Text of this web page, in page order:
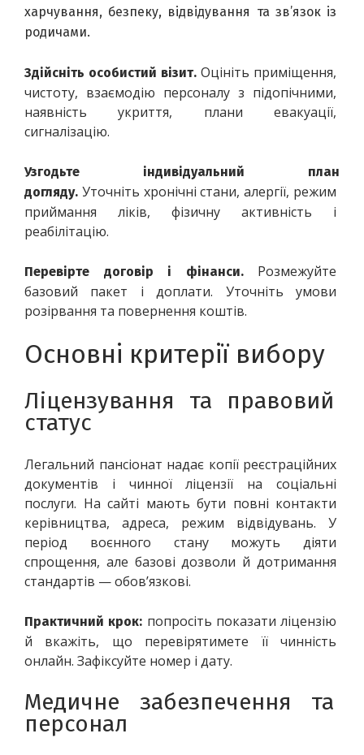
харчування, безпеку, відвідування та зв’язок із
родичами.
Здійсніть особистий візит. Оцініть приміщення,
чистоту, взаємодію персоналу з підопічними,
наявність укриття, плани евакуації,
сигналізацію.
Узгодьте індивідуальний план
догляду. Уточніть хронічні стани, алергії, режим
приймання ліків, фізичну активність і
реабілітацію.
Перевірте договір і фінанси. Розмежуйте
базовий пакет і доплати. Уточніть умови
розірвання та повернення коштів.
Основні критерії вибору
Ліцензування та правовий
статус
Легальний пансіонат надає копії реєстраційних
документів і чинної ліцензії на соціальні
послуги. На сайті мають бути повні контакти
керівництва, адреса, режим відвідувань. У
період воєнного стану можуть діяти
спрощення, але базові дозволи й дотримання
стандартів — обов’язкові.
Практичний крок: попросіть показати ліцензію
й вкажіть, що перевірятимете її чинність
онлайн. Зафіксуйте номер і дату.
Медичне забезпечення та
персонал